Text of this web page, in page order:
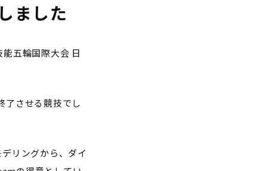
ました
五輪国際大会 日
了させる競技でし
リングから、ダイ